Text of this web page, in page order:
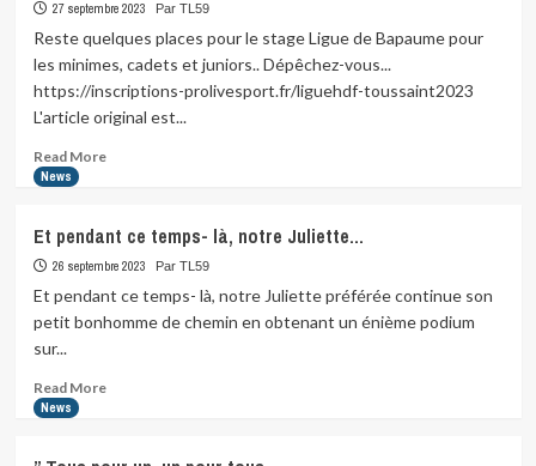
Duathlon
d’Ardes
27 septembre 2023 Par TL59
Reste quelques places pour le stage Ligue de Bapaume pour
les minimes, cadets et juniors.. Dépêchez-vous...
https://inscriptions-prolivesport.fr/liguehdf-toussaint2023
L'article original est...
Read MoreRead
quelques
places
pour
stage…
News
Et pendant ce temps- là, notre Juliette…
26 septembre 2023 Par TL59
Et pendant ce temps- là, notre Juliette préférée continue son
petit bonhomme de chemin en obtenant un énième podium
sur...
Read MoreRead
News